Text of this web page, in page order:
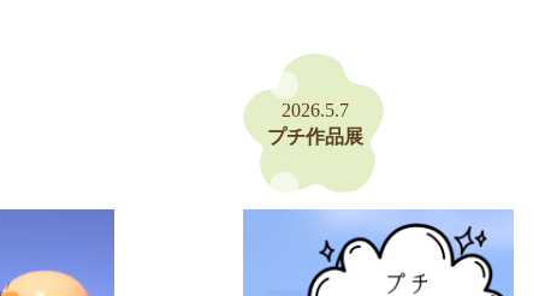
2026.5.7
プチ作品展